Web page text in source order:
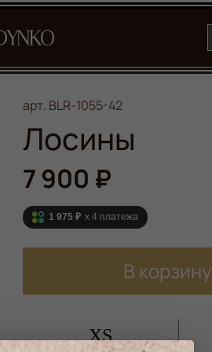
арт. BLR-1055-42
Лосины
7 900 ₽
1 975 ₽ x 4 платежа
В корзину
XS